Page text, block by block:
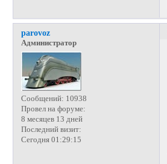
parovoz
Администратор
Сообщений: 10938
Провел на форуме:
8 месяцев 13 дней
Последний визит:
Сегодня 01:29:15